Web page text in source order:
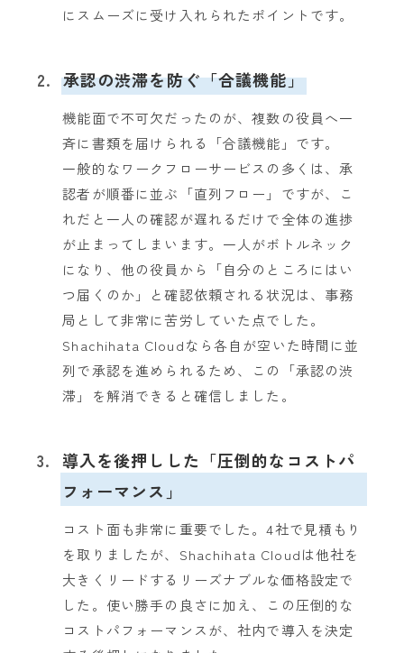
にスムーズに受け入れられたポイントです。
2. 承認の渋滞を防ぐ「合議機能」
機能面で不可欠だったのが、複数の役員へ一
斉に書類を届けられる「合議機能」です。
一般的なワークフローサービスの多くは、承
認者が順番に並ぶ「直列フロー」ですが、こ
れだと一人の確認が遅れるだけで全体の進捗
が止まってしまいます。一人がボトルネック
になり、他の役員から「自分のところにはい
つ届くのか」と確認依頼される状況は、事務
局として非常に苦労していた点でした。
Shachihata Cloudなら各自が空いた時間に並
列で承認を進められるため、この「承認の渋
滞」を解消できると確信しました。
3. 導入を後押しした「圧倒的なコストパ
フォーマンス」
コスト面も非常に重要でした。4社で見積もり
を取りましたが、Shachihata Cloudは他社を
大きくリードするリーズナブルな価格設定で
した。使い勝手の良さに加え、この圧倒的な
コストパフォーマンスが、社内で導入を決定